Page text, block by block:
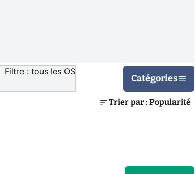
Filtre : tous les OS
Catégories
Trier par : Popularité